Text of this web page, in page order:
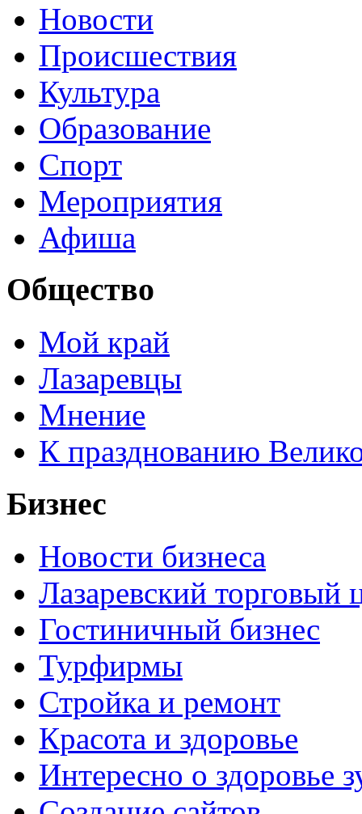
Новости
Происшествия
Культура
Образование
Спорт
Мероприятия
Афиша
Общество
Мой край
Лазаревцы
Мнение
К празднованию
Бизнес
Новости бизнеса
Лазаревский торговый
Гостиничный бизнес
Турфирмы
Стройка и ремонт
Красота и здоровье
Интересно о здоровье